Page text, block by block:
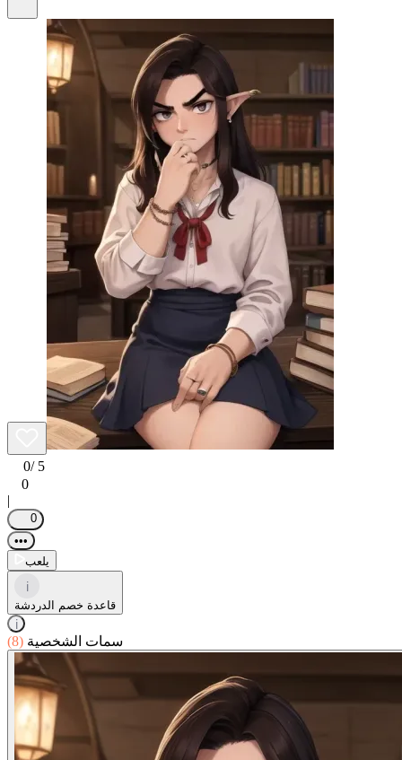
0/ 5
0
|
0
•••
يلعب
i
قاعدة خصم الدردشة
i
سمات الشخصية (8)